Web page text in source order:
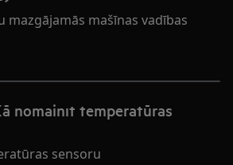
mazgājamās mašīnas vadības
nomainīt temperatūras
sensoru